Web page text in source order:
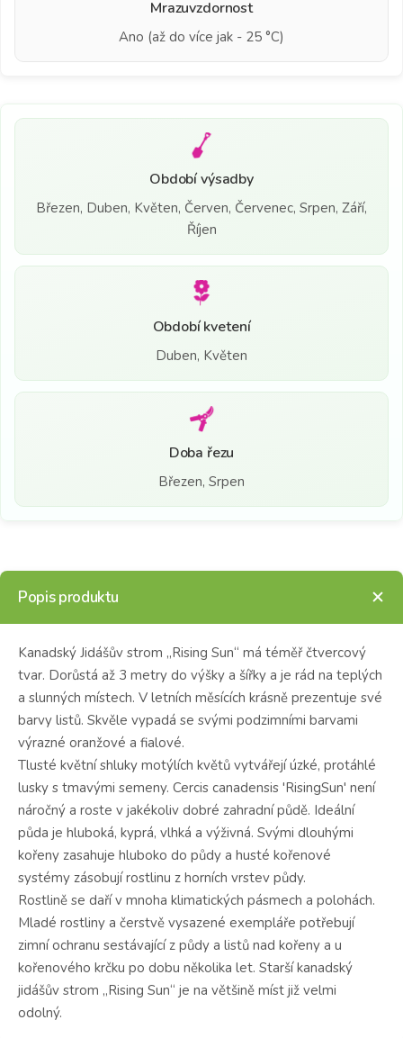
Mrazuvzdornost
Ano (až do více jak - 25 °C)
Období výsadby
Březen, Duben, Květen, Červen, Červenec, Srpen, Září,
Říjen
Období kvetení
Duben, Květen
Doba řezu
Březen, Srpen
Popis produktu
Kanadský Jidášův strom „Rising Sun“ má téměř čtvercový
tvar. Dorůstá až 3 metry do výšky a šířky a je rád na teplých
a slunných místech. V letních měsících krásně prezentuje své
barvy listů. Skvěle vypadá se svými podzimními barvami
výrazné oranžové a fialové.
Tlusté květní shluky motýlích květů vytvářejí úzké, protáhlé
lusky s tmavými semeny. Cercis canadensis 'RisingSun' není
náročný a roste v jakékoliv dobré zahradní půdě. Ideální
půda je hluboká, kyprá, vlhká a výživná. Svými dlouhými
kořeny zasahuje hluboko do půdy a husté kořenové
systémy zásobují rostlinu z horních vrstev půdy.
Rostlině se daří v mnoha klimatických pásmech a polohách.
Mladé rostliny a čerstvě vysazené exempláře potřebují
zimní ochranu sestávající z půdy a listů nad kořeny a u
kořenového krčku po dobu několika let. Starší kanadský
jidášův strom „Rising Sun“ je na většině míst již velmi
odolný.